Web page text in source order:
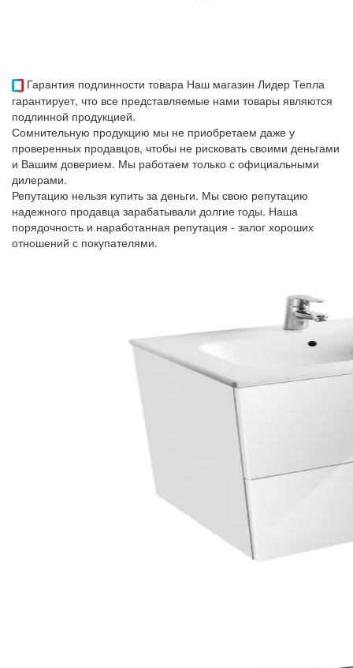
Гарантия подлинности товара Наш магазин Лидер Тепла
гарантирует, что все представляемые нами товары являются
подлинной продукцией.
Сомнительную продукцию мы не приобретаем даже у
проверенных продавцов, чтобы не рисковать своими деньгами
и Вашим доверием. Мы работаем только с официальными
дилерами.
Репутацию нельзя купить за деньги. Мы свою репутацию
надежного продавца зарабатывали долгие годы. Наша
порядочность и наработанная репутация - залог хороших
отношений с покупателями.